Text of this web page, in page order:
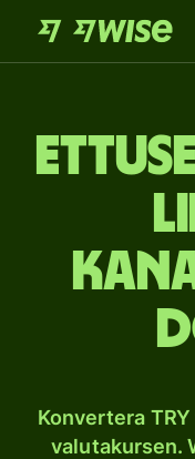
Konvertera
valutakursen.